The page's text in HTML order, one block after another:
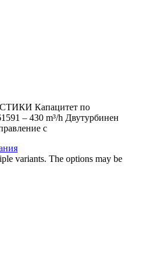
Капацитет по
– 430 m³/h Двутурбинен
с
variants. The options may be